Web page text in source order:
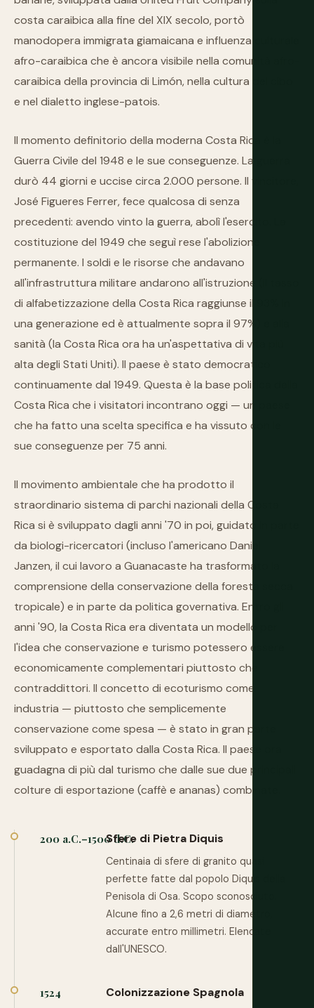
costa caraibica alla fine del XIX secolo, portò
manodopera immigrata giamaicana e influenza culturale
afro-caraibica che è ancora visibile nella comunità afro-
caraibica della provincia di Limón, nella cultura del cibo
e nel dialetto inglese-patois.
Il momento definitorio della moderna Costa Rica è la
Guerra Civile del 1948 e le sue conseguenze. La guerra
durò 44 giorni e uccise circa 2.000 persone. Il vincitore,
José Figueres Ferrer, fece qualcosa di senza
precedenti: avendo vinto la guerra, abolì l'esercito. La
costituzione del 1949 che seguì rese l'abolizione
permanente. I soldi e le risorse che andavano
all'infrastruttura militare andarono all'istruzione (il tasso
di alfabetizzazione della Costa Rica raggiunse il 93% in
una generazione ed è attualmente sopra il 97%) e alla
sanità (la Costa Rica ora ha un'aspettativa di vita più
alta degli Stati Uniti). Il paese è stato democratico
continuamente dal 1949. Questa è la base politica della
Costa Rica che i visitatori incontrano oggi — un paese
che ha fatto una scelta specifica e ha vissuto con le
sue conseguenze per 75 anni.
Il movimento ambientale che ha prodotto il
straordinario sistema di parchi nazionali della Costa
Rica si è sviluppato dagli anni '70 in poi, guidato in parte
da biologi-ricercatori (incluso l'americano Daniel
Janzen, il cui lavoro a Guanacaste ha trasformato la
comprensione della conservazione della foresta secca
tropicale) e in parte da politica governativa. Entro gli
anni '90, la Costa Rica era diventata un modello per
l'idea che conservazione e turismo potessero essere
economicamente complementari piuttosto che
contraddittori. Il concetto di ecoturismo come
industria — piuttosto che semplicemente
conservazione come spesa — è stato in gran parte
sviluppato e esportato dalla Costa Rica. Il paese ora
guadagna di più dal turismo che dalle sue due principali
colture di esportazione (caffè e ananas) combinate.
200 a.C.–1500 d.C.Sfere di Pietra Diquis
Centinaia di sfere di granito quasi
perfette fatte dal popolo Diquis della
Penisola di Osa. Scopo sconosciuto.
Alcune fino a 2,6 metri di diametro,
accurate entro millimetri. Elencate
dall'UNESCO.
1524 Colonizzazione Spagnola